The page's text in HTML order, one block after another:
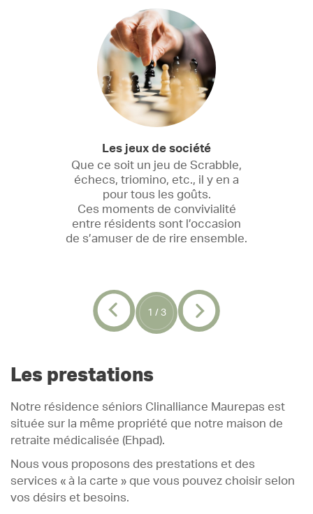
Les jeux de société
Que ce soit un jeu de Scrabble,
échecs, triomino, etc., il y en a
pour tous les goûts.
Ces moments de convivialité
entre résidents sont l’occasion
de s’amuser de de rire ensemble.
1 / 3
Les prestations
Notre résidence séniors Clinalliance Maurepas est
située sur la même propriété que notre maison de
retraite médicalisée (Ehpad).
Nous vous proposons des prestations et des
services « à la carte » que vous pouvez choisir selon
vos désirs et besoins.